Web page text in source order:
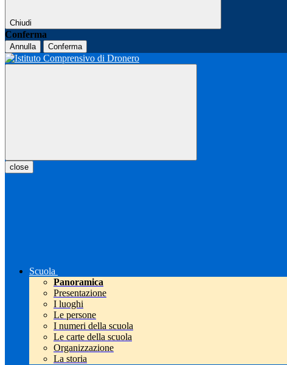
Chiudi
Conferma
Annulla Conferma
close
Scuola
Panoramica
Presentazione
I luoghi
Le persone
I numeri della scuola
Le carte della scuola
Organizzazione
La storia